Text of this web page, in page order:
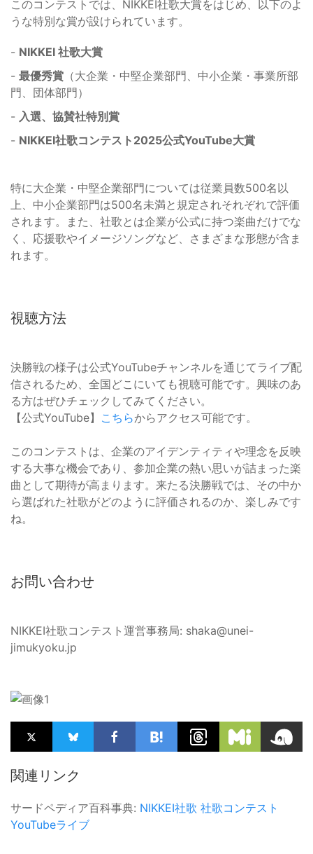
このコンテストでは、NIKKEI社歌大賞をはじめ、以下のよ
うな特別な賞が設けられています。
- NIKKEI 社歌大賞
- 最優秀賞 （大企業・中堅企業部門、中小企業・事業所部
門、団体部門）
- 入選、協賛社特別賞
- NIKKEI社歌コンテスト2025公式YouTube大賞
特に大企業・中堅企業部門については従業員数500名以
上、中小企業部門は500名未満と規定されそれぞれで評価
されます。また、社歌とは企業が公式に持つ楽曲だけでな
く、応援歌やイメージソングなど、さまざまな形態が含ま
れます。
視聴方法
決勝戦の様子は公式YouTubeチャンネルを通じてライブ配
信されるため、全国どこにいても視聴可能です。興味のあ
る方はぜひチェックしてみてください。
【公式YouTube】 こちらからアクセス可能です。
このコンテストは、企業のアイデンティティや理念を反映
する大事な機会であり、参加企業の熱い思いが詰まった楽
曲として期待が高まります。来たる決勝戦では、その中か
ら選ばれた社歌がどのように評価されるのか、楽しみです
ね。
お問い合わせ
NIKKEI社歌コンテスト運営事務局: shaka@unei-
jimukyoku.jp
関連リンク
サードペディア百科事典: NIKKEI社歌 社歌コンテスト
YouTubeライブ